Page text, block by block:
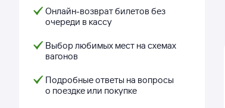
Онлайн-возврат билетов без
очереди в кассу
Выбор любимых мест на схемах
вагонов
Подробные ответы на вопросы
о поездке или покупке